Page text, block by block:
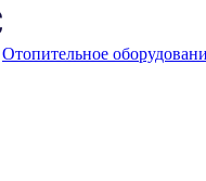
Отопительное